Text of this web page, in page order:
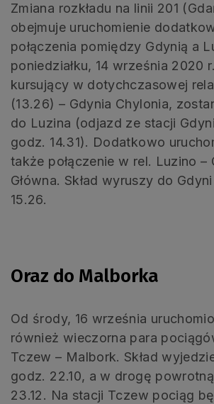
Zmiana rozkładu na linii 201
obejmuje uruchomienie
połączenia pomiędzy Gdynią a
poniedziałku, 14 września 2020
kursujący w dotychczasowej
(13.26) – Gdynia Chylonia,
do Luzina (odjazd ze stacji
godz. 14.31). Dodatkowo
także połączenie w rel. Luzino –
Główna. Skład wyruszy do
15.26.
Oraz do Malborka
Od środy, 16 września
również wieczorna para
Tczew – Malbork. Skład
godz. 22.10, a w drogę
23.12. Na stacji Tczew pociąg